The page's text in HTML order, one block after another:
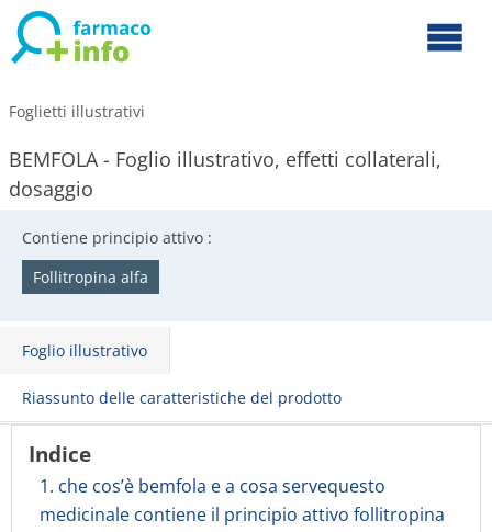
Foglietti illustrativi
BEMFOLA - Foglio illustrativo, effetti collaterali,
dosaggio
Contiene principio attivo :
Follitropina alfa
Foglio illustrativo
Riassunto delle caratteristiche del prodotto
Indice
1. che cos’è bemfola e a cosa servequesto
medicinale contiene il principio attivo follitropina